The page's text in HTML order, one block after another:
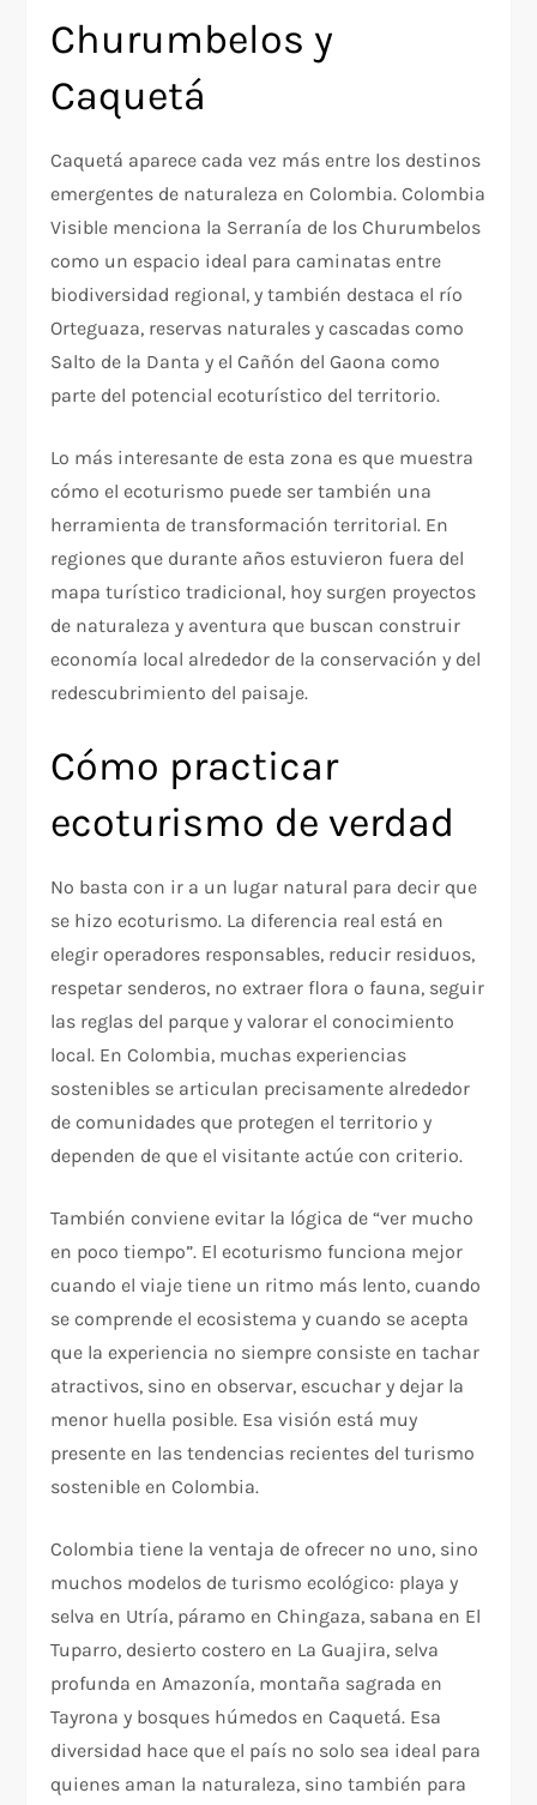
Churumbelos y
Caquetá
Caquetá aparece cada vez más entre los destinos
emergentes de naturaleza en Colombia. Colombia
Visible menciona la Serranía de los Churumbelos
como un espacio ideal para caminatas entre
biodiversidad regional, y también destaca el río
Orteguaza, reservas naturales y cascadas como
Salto de la Danta y el Cañón del Gaona como
parte del potencial ecoturístico del territorio.​
Lo más interesante de esta zona es que muestra
cómo el ecoturismo puede ser también una
herramienta de transformación territorial. En
regiones que durante años estuvieron fuera del
mapa turístico tradicional, hoy surgen proyectos
de naturaleza y aventura que buscan construir
economía local alrededor de la conservación y del
redescubrimiento del paisaje.
Cómo practicar
ecoturismo de verdad
No basta con ir a un lugar natural para decir que
se hizo ecoturismo. La diferencia real está en
elegir operadores responsables, reducir residuos,
respetar senderos, no extraer flora o fauna, seguir
las reglas del parque y valorar el conocimiento
local. En Colombia, muchas experiencias
sostenibles se articulan precisamente alrededor
de comunidades que protegen el territorio y
dependen de que el visitante actúe con criterio.
También conviene evitar la lógica de “ver mucho
en poco tiempo”. El ecoturismo funciona mejor
cuando el viaje tiene un ritmo más lento, cuando
se comprende el ecosistema y cuando se acepta
que la experiencia no siempre consiste en tachar
atractivos, sino en observar, escuchar y dejar la
menor huella posible. Esa visión está muy
presente en las tendencias recientes del turismo
sostenible en Colombia.
Colombia tiene la ventaja de ofrecer no uno, sino
muchos modelos de turismo ecológico: playa y
selva en Utría, páramo en Chingaza, sabana en El
Tuparro, desierto costero en La Guajira, selva
profunda en Amazonía, montaña sagrada en
Tayrona y bosques húmedos en Caquetá. Esa
diversidad hace que el país no solo sea ideal para
quienes aman la naturaleza, sino también para